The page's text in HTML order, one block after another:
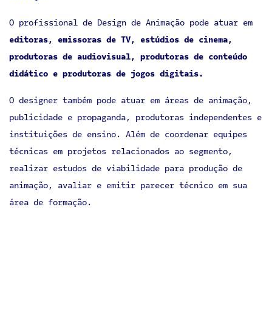
O profissional de Design de Animação pode atuar em
editoras, emissoras de TV, estúdios de cinema,
produtoras de audiovisual, produtoras de conteúdo
didático e produtoras de jogos digitais.
O designer também pode atuar em áreas de animação,
publicidade e propaganda, produtoras independentes e
instituições de ensino. Além de coordenar equipes
técnicas em projetos relacionados ao segmento,
realizar estudos de viabilidade para produção de
animação, avaliar e emitir parecer técnico em sua
área de formação.